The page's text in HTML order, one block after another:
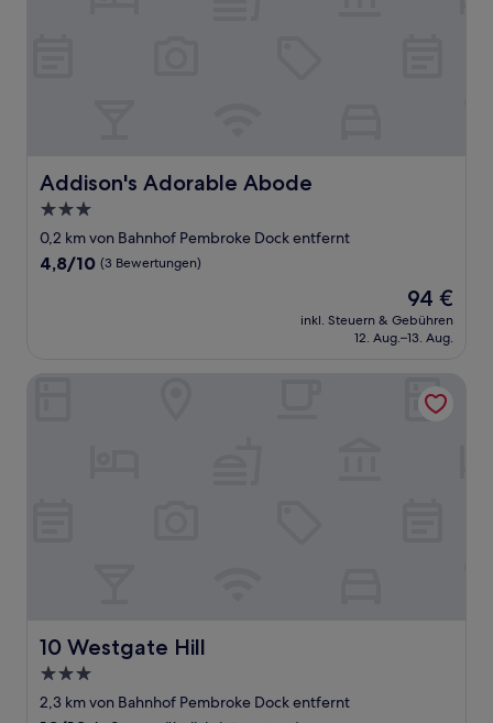
Addison's Adorable Abode
Addison's Adorable Abode
3.0-
Sterne-
Unterkunft
0,2 km von Bahnhof Pembroke Dock entfernt
4.8
4,8/10 (3 Bewertungen)
Der
Preis
beträgt
94 €
inkl. Steuern & Gebühren
12. Aug.–13. Aug.
10 Westgate Hill
10 Westgate Hill
3.0-
Sterne-
2,3 km von Bahnhof Pembroke Dock entfernt